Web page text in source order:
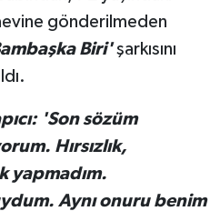
gönderilmeden
Biri'şarkısını
'Son sözüm
Hırsızlık,
yapmadım.
Aynı onuru benim